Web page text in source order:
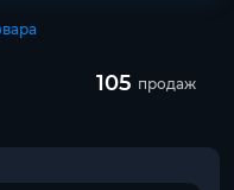
105 продаж